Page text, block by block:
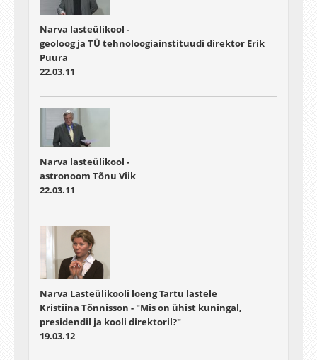
Narva lasteülikool -
geoloog ja TÜ tehnoloogiainstituudi direktor Erik
Puura
22.03.11
Narva lasteülikool -
astronoom Tõnu Viik
22.03.11
Narva Lasteülikooli loeng Tartu lastele
Kristiina Tõnnisson - "Mis on ühist kuningal,
presidendil ja kooli direktoril?"
19.03.12